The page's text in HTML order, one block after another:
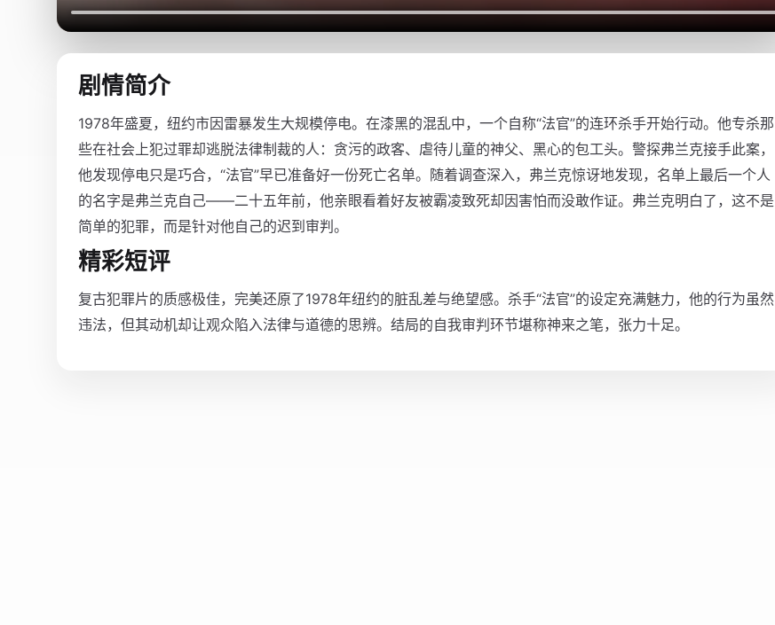
剧情简介
1978年盛夏，纽约市因雷暴发生大规模停电。在漆黑的混乱中，一个自称“法官”的连环杀手开始行动。他专杀那
些在社会上犯过罪却逃脱法律制裁的人：贪污的政客、虐待儿童的神父、黑心的包工头。警探弗兰克接手此案，
他发现停电只是巧合，“法官”早已准备好一份死亡名单。随着调查深入，弗兰克惊讶地发现，名单上最后一个人
的名字是弗兰克自己——二十五年前，他亲眼看着好友被霸凌致死却因害怕而没敢作证。弗兰克明白了，这不是
简单的犯罪，而是针对他自己的迟到审判。
精彩短评
复古犯罪片的质感极佳，完美还原了1978年纽约的脏乱差与绝望感。杀手“法官”的设定充满魅力，他的行为虽然
违法，但其动机却让观众陷入法律与道德的思辨。结局的自我审判环节堪称神来之笔，张力十足。